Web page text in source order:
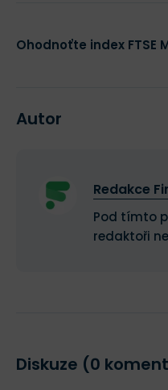
Ohodnoťte index FTSE
Autor
Redakce
Pod tímto
redaktoři
Diskuze (0